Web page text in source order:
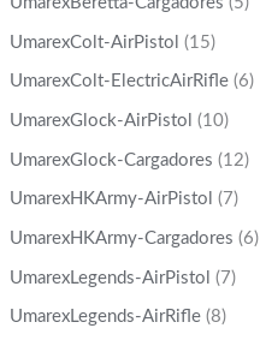
UmarexColt-AirPistol (15)
UmarexColt-ElectricAirRifle (6)
UmarexGlock-AirPistol (10)
UmarexGlock-Cargadores (12)
UmarexHKArmy-AirPistol (7)
UmarexHKArmy-Cargadores (6)
UmarexLegends-AirPistol (7)
UmarexLegends-AirRifle (8)